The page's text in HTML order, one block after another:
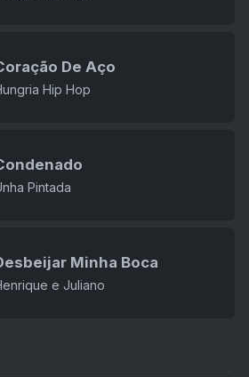
De Aço
Hip Hop
Pintada
Minha Boca
e Juliano